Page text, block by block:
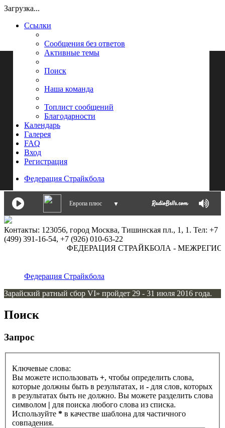
Загрузка...
Ссылки
Сообщения без ответов
Активные темы
Поиск
Наша команда
Топлист сообщений
Благодарности
Календарь
Галерея
FAQ
Вход
Регистрация
Федерация Страйкбола
Европа плюс ▼
Контакты: 123056, город Москва, Тишинская пл., 1, 1. Тел: +7
(499) 391-16-54, +7 (926) 010-63-22
ФЕДЕРАЦИЯ СТРАЙКБОЛА -
Федерация Страйкбола
Зарайский ратный сбор VI» пройдет 29 - 31 июля 2016 года.
Поиск
Запрос
Ключевые слова:
Вы можете использовать +, чтобы определить слова,
которые должны быть в результатах, и - для слов, которых
в результатах быть не должно. Вы можете разделить слова
символом | для поиска любого слова из списка.
Используйте * в качестве шаблона для частичного
совпадения.